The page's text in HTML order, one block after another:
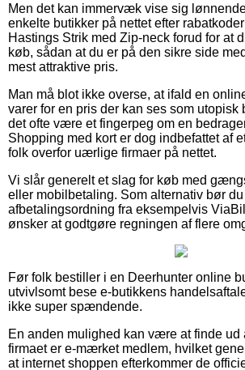
Men det kan immervæk vise sig
enkelte butikker på nettet efter
Hastings Strik med Zip-neck forud for at
køb, sådan at du er på den sikre side
mest attraktive pris.
Man må blot ikke overse, at ifald en
varer for en pris der kan ses som utopisk
det ofte være et fingerpeg om en
Shopping med kort er dog indbefattet af
folk overfor uærlige firmaer på nettet.
Vi slår generelt et slag for køb med
eller mobilbetaling. Som alternativ bør
afbetalingsordning fra eksempelvis
ønsker at godtgøre regningen af flere
Før folk bestiller i en Deerhunter online
utvivlsomt bese e-butikkens
ikke super spændende.
En anden mulighed kan være at finde ud
firmaet er e-mærket medlem, hvilket
at internet shoppen efterkommer de